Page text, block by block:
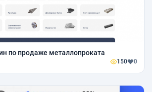
по продаже металлопроката
150 0